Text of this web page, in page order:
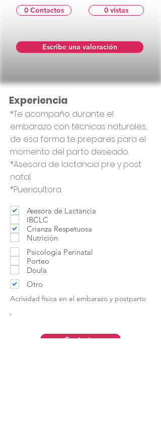
Escribe una valoración
0 Contactos 0 vistas
*Te acompaño durante el
embarazo con técnicas naturales,
de esa forma te prepares para el
momento del parto deseado.
*Asesora de lactancia pre y post
natal.
*Puericultora.
Asesora de Lactancia
IBCLC
Crianza Respetuosa
Nutrición
Psicología Perinatal
Porteo
Doula
Otro
Acrividad física en el embarazo y postparto
Contactar
Experiencia